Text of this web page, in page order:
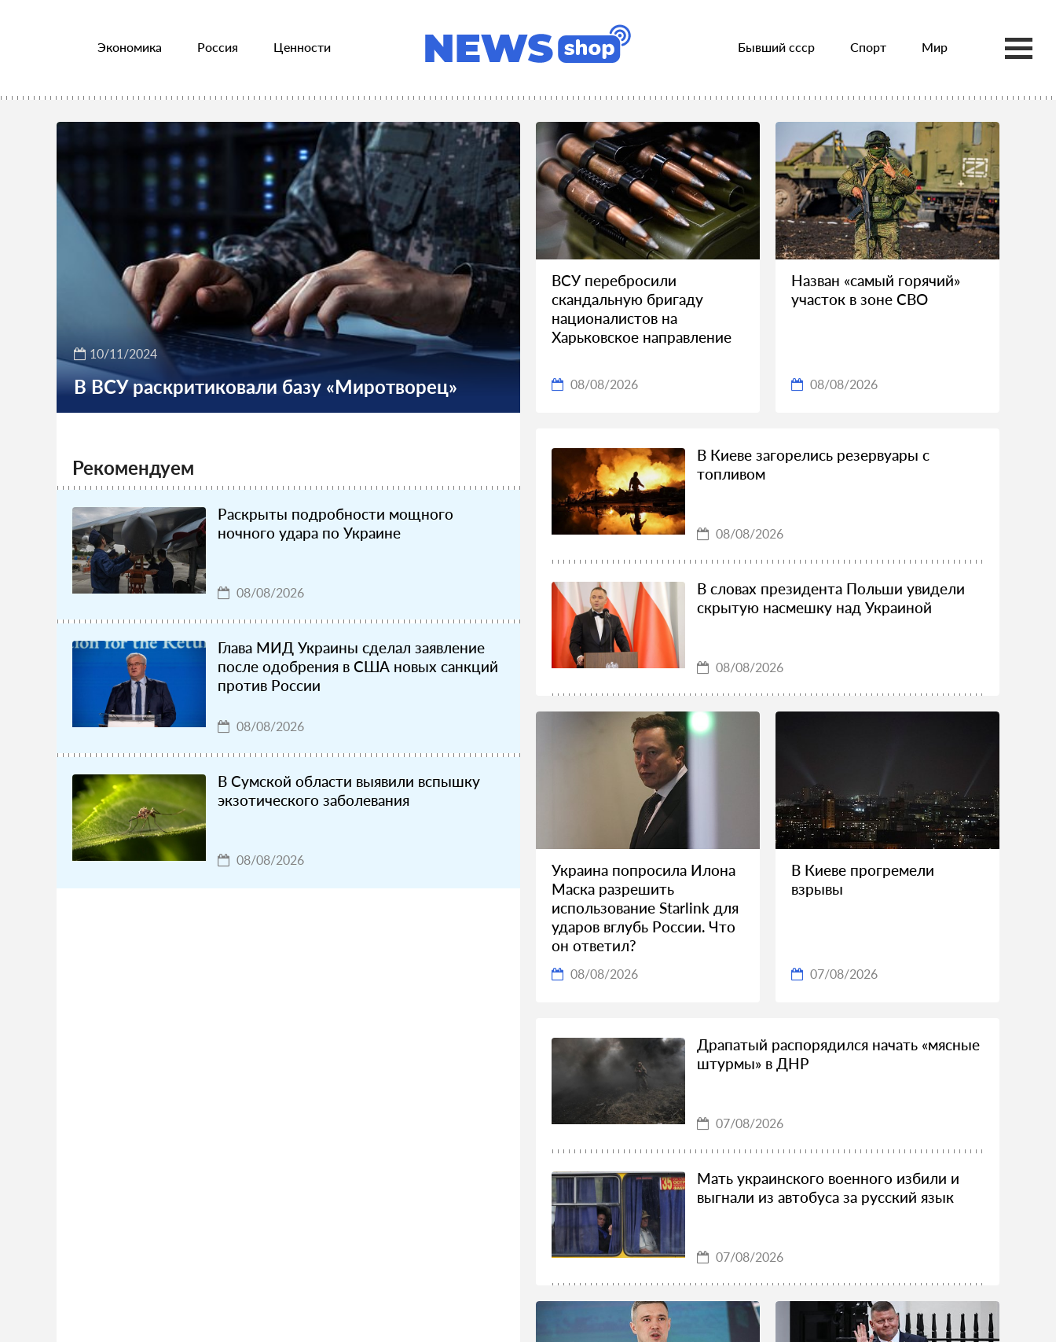
Экономика Россия Ценности Бывший ссср Спорт Мир
10/11/2024
В ВСУ раскритиковали базу «Миротворец»
Рекомендуем
Раскрыты подробности мощного
ночного удара по Украине
08/08/2026
Глава МИД Украины сделал заявление
после одобрения в США новых санкций
против России
08/08/2026
В Сумской области выявили вспышку
экзотического заболевания
08/08/2026
ВСУ перебросили
скандальную бригаду
националистов на
Харьковское направление
08/08/2026
Назван «самый горячий»
участок в зоне СВО
08/08/2026
В Киеве загорелись резервуары с
топливом
08/08/2026
В словах президента Польши увидели
скрытую насмешку над Украиной
08/08/2026
Украина попросила Илона
Маска разрешить
использование Starlink для
ударов вглубь России. Что
он ответил?
08/08/2026
В Киеве прогремели
взрывы
07/08/2026
Драпатый распорядился начать «мясные
штурмы» в ДНР
07/08/2026
Мать украинского военного избили и
выгнали из автобуса за русский язык
07/08/2026